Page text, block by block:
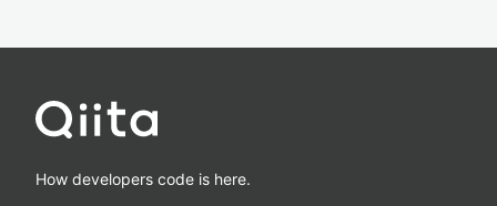
How developers code is here.